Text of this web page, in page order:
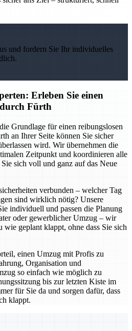
und fordern Sie Ihr individuelles
Erleben Sie einen
Fürth
Grundlage für einen reibungslosen
an Ihrer Seite können Sie sicher
wird. Wir übernehmen die
Zeitpunkt und koordinieren alle
sich voll und ganz auf das Neue
verbunden – welcher Tag
sind wirklich nötig? Unsere
individuell und passen die Planung
oder gewerblicher Umzug – wir
wie geplant klappt, ohne dass Sie sich
einen Umzug mit Profis zu
Organisation und
so einfach wie möglich zu
bis zur letzten Kiste im
für Sie da und sorgen dafür, dass
klappt.